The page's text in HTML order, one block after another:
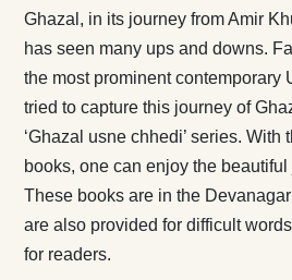
Ghazal, in its journey from Amir
has seen many ups and downs.
the most prominent contemporary
tried to capture this journey of
‘Ghazal usne chhedi’ series. With
books, one can enjoy the
These books are in the
are also provided for difficult
for readers.